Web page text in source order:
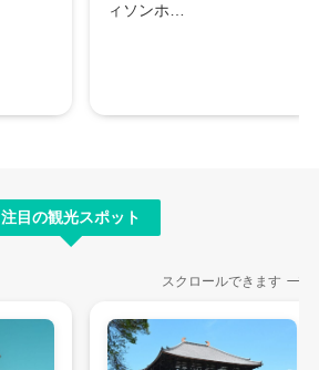
ィソンホ…
注目の観光スポット
スクロールできます